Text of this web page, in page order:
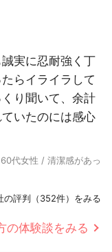
実に忍耐強く丁
らイライラして
り聞いて、余計
いたのには感心
代女性 / 清潔感があっ
の評判（352件）をみる
の体験談をみる